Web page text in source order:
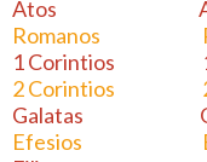
Atos
1 Corintios
2 Corintios